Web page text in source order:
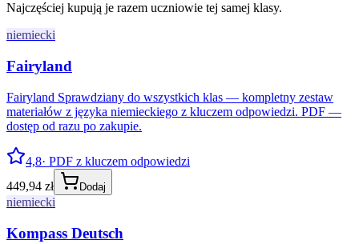
Najczęściej kupują je razem uczniowie tej samej klasy.
niemiecki
Fairyland
Fairyland Sprawdziany do wszystkich klas — kompletny zestaw
materiałów z języka niemieckiego z kluczem odpowiedzi. PDF —
dostęp od razu po zakupie.
4,8· PDF z kluczem odpowiedzi
449,94 zł
Dodaj
niemiecki
Kompass Deutsch